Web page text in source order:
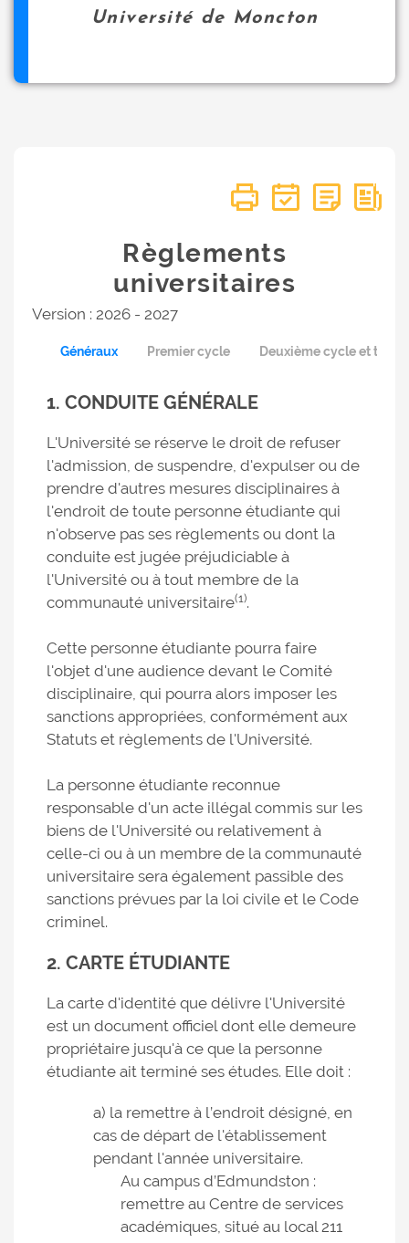
Université de Moncton
Règlements
universitaires
Version : 2026 - 2027
Généraux Premier cycle Deuxième cycle et
1. CONDUITE GÉNÉRALE
L'Université se réserve le droit de refuser
l'admission, de suspendre, d'expulser ou de
prendre d'autres mesures disciplinaires à
l'endroit de toute personne étudiante qui
n'observe pas ses règlements ou dont la
conduite est jugée préjudiciable à
l'Université ou à tout membre de la
communauté universitaire(1).
Cette personne étudiante pourra faire
l'objet d'une audience devant le Comité
disciplinaire, qui pourra alors imposer les
sanctions appropriées, conformément aux
Statuts et règlements de l'Université.
La personne étudiante reconnue
responsable d'un acte illégal commis sur les
biens de l'Université ou relativement à
celle-ci ou à un membre de la communauté
universitaire sera également passible des
sanctions prévues par la loi civile et le Code
criminel.
2. CARTE ÉTUDIANTE
La carte d'identité que délivre l'Université
est un document officiel dont elle demeure
propriétaire jusqu'à ce que la personne
étudiante ait terminé ses études. Elle doit :
a) la remettre à l’endroit désigné, en
cas de départ de l'établissement
pendant l'année universitaire.
Au campus d’Edmundston :
remettre au Centre de services
académiques, situé au local 211